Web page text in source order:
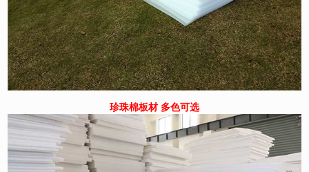
珍珠棉板材 多色可选